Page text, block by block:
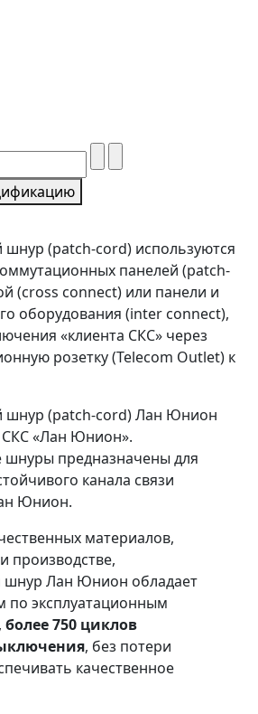
(patch-cord) используются
панелей (patch-
(cross соnnect) или панели и
оборудования (inter connect),
«клиента СКС» через
розетку (Telecom Outlet) к
шнур (patch-cord) Лан Юнион
«Лан Юнион».
предназначены для
канала связи
Юнион.
материалов,
производстве,
Лан Юнион обладает
по эксплуатационным
более 750 циклов
, без потери
качественное